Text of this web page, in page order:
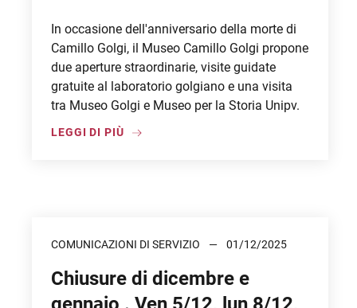
In occasione dell'anniversario della morte di
Camillo Golgi, il Museo Camillo Golgi propone
due aperture straordinarie, visite guidate
gratuite al laboratorio golgiano e una visita
tra Museo Golgi e Museo per la Storia Unipv.
LEGGI DI PIÙ
COMUNICAZIONI DI SERVIZIO 01/12/2025
Chiusure di dicembre e